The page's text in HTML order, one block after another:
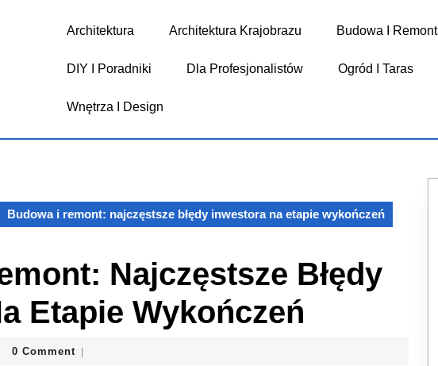
Architektura Architektura Krajobrazu Budowa I Remont
DIY I Poradniki Dla Profesjonalistów Ogród I Taras
Wnętrza I Design
Budowa i remont: najczęstsze błędy inwestora na etapie wykończeń
Najczęstsze Błędy
Etapie Wykończeń
0 Comment